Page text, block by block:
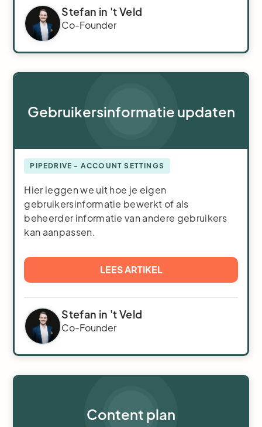
Stefan in 't Veld
Co-Founder
Gebruikersinformatie updaten
PIPEDRIVE - ACCOUNT SETTINGS
Hier leggen we uit hoe je eigen
gebruikersinformatie bewerkt of als
beheerder informatie van andere gebruikers
kan aanpassen.
LEES ARTIKEL
Stefan in 't Veld
Co-Founder
Content plan